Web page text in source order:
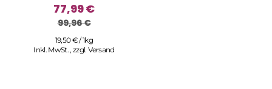
77,99 €
99,96 €
19,50 € / 1kg
Inkl. MwSt. ,zzgl.Versand